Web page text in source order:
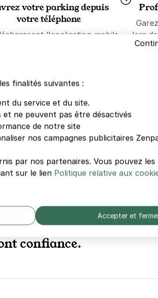
votre parking depuis
votre téléphone
l'application mobile
lors
nos
60% moins cher
confiance.
finalités suivantes :
du service et du site.
et ne peuvent pas être désactivés
de notre site
nos campagnes publicitaires
par nos partenaires. Vous pouvez
sur le lien Politique relative aux
Accepter et